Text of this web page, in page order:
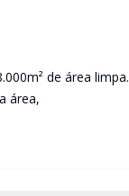
de área limpa.
área,